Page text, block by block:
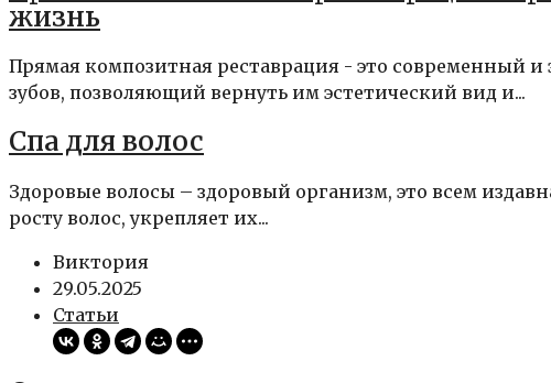
жизнь
Прямая композитная реставрация - это современный
зубов, позволяющий вернуть им эстетический вид и...
Спа для волос
Здоровые волосы – здоровый организм, это всем
росту волос, укрепляет их...
Виктория
29.05.2025
Статьи